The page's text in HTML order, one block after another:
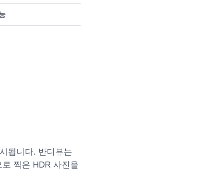
됩니다. 반디뷰는
찍은 HDR 사진을